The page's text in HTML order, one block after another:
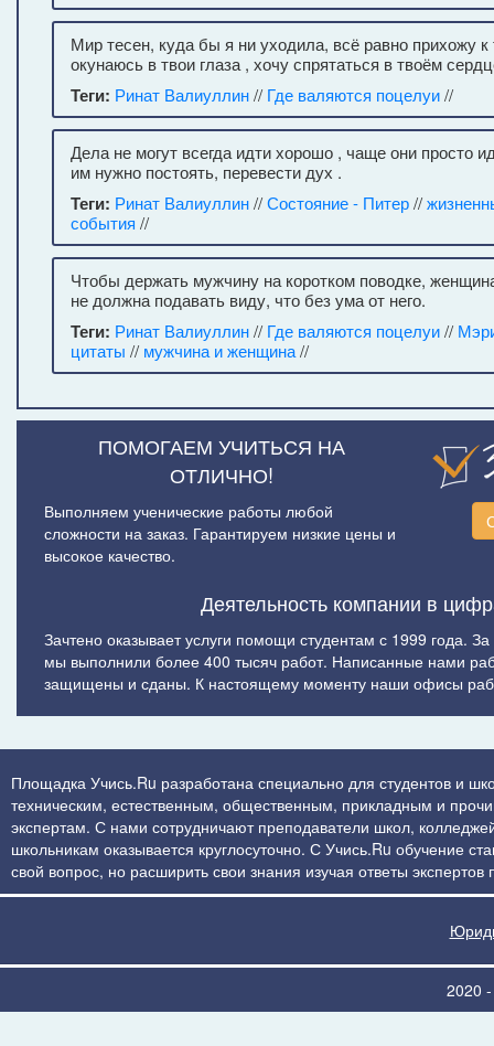
Мир тесен, куда бы я ни уходила, всё равно прихожу к
окунаюсь в твои глаза , хочу спрятаться в твоём
Теги: Ринат Валиуллин// Где валяются поцелуи//
Дела не могут всегда идти хорошо , чаще они просто
им нужно постоять, перевести дух .
Теги: Ринат Валиуллин//Состояние - Питер//
события //
Чтобы держать мужчину на коротком поводке,
не должна подавать виду, что без ума от него.
Теги: Ринат Валиуллин// Где валяются поцелуи//
цитаты // мужчина и женщина//
ПОМОГАЕМ УЧИТЬСЯ НА
ОТЛИЧНО!
Выполняем ученические работы любой
сложности на заказ. Гарантируем низкие цены и
высокое качество.
Деятельность компании в
Зачтено оказывает услуги помощи студентам с 1999 года.
мы выполнили более 400 тысяч работ. Написанные нами
защищены и сданы. К настоящему моменту наши офисы
Площадка Учись.Ru разработана специально для студентов и
техническим, естественным, общественным, прикладным и
экспертам. С нами сотрудничают преподаватели школ,
школьникам оказывается круглосуточно. С Учись.Ru обучение
свой вопрос, но расширить свои знания изучая ответы
2020